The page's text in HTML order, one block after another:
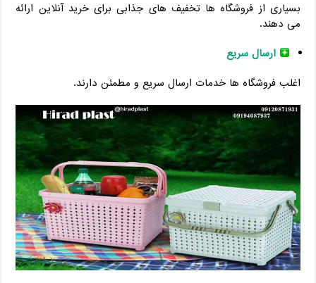
بسیاری از فروشگاه ها تخفیف های جذابی برای خرید آنلاین ارائه
می دهند.
ارسال سریع
اغلب فروشگاه ها خدمات ارسال سریع و مطمئن دارند.